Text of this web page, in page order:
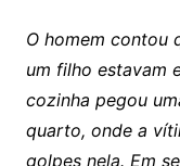
O homem contou
um filho estavam
cozinha pegou
quarto, onde a
golpes nela. Em